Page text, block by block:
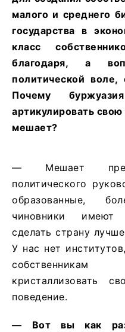
малого и среднего
государства в
класс
благодаря, а
политической
Почему
артикулировать
мешает?
— Мешает
политического
образованные,
чиновники имеют
сделать страну
У нас нет
кристаллизовать
поведение.
— Вот вы как раз